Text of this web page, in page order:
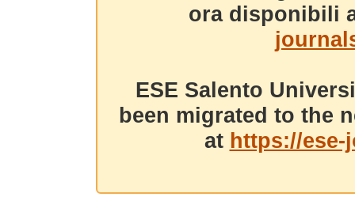
ora disponibili
ESE Salento
been migrated to the
at https://